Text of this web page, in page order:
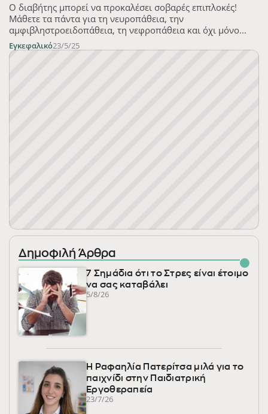
Ο διαβήτης μπορεί να προκαλέσει σοβαρές επιπλοκές!
Μάθετε τα πάντα για τη νευροπάθεια, την
αμφιβληστροειδοπάθεια, τη νεφροπάθεια και όχι μόνο...
Εγκεφαλικό23/5/25
Δημοφιλή Άρθρα
7 Σημάδια ότι το Στρες είναι έτοιμο
να σας καταβάλει
5/8/26
Η Ραφαηλία Πατερίτσα μιλά για το
παιχνίδι στην Παιδιατρική
Εργοθεραπεία
23/7/26